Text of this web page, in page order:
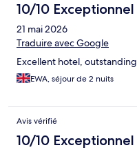
10/10 Exceptionnel
21 mai 2026
Traduire avec Google
Excellent hotel,
EWA, séjour de 2 nuits
Avis vérifié
10/10 Exceptionnel